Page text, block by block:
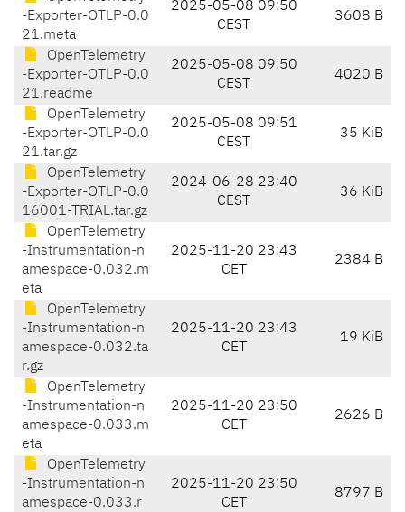
-Exporter-OTLP-0.0
21.meta
2025-05-08 09:50
CEST
3608 B
OpenTelemetry
-Exporter-OTLP-0.0
21.readme
2025-05-08 09:50
CEST
4020 B
OpenTelemetry
-Exporter-OTLP-0.0
21.tar.gz
2025-05-08 09:51
CEST
35 KiB
OpenTelemetry
-Exporter-OTLP-0.0
16001-TRIAL.tar.gz
2024-06-28 23:40
CEST
36 KiB
OpenTelemetry
-Instrumentation-n
amespace-0.032.m
eta
2025-11-20 23:43
CET
2384 B
OpenTelemetry
-Instrumentation-n
amespace-0.032.ta
r.gz
2025-11-20 23:43
CET
19 KiB
OpenTelemetry
-Instrumentation-n
amespace-0.033.m
eta
2025-11-20 23:50
CET
2626 B
OpenTelemetry
-Instrumentation-n
amespace-0.033.r
2025-11-20 23:50
CET
8797 B